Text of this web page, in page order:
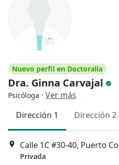
Nuevo perfil en Doctoralia
Dra. Ginna Carvajal
Psicóloga · Ver más
Dirección 1
Dirección 2
Calle 1C #30-40, Puerto
Privada